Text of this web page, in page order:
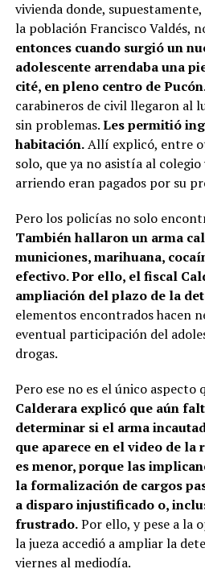
vivienda donde,
la población Francisco Valdés,
entonces cuando surgió un
adolescente arrendaba una
cité, en pleno centro de
carabineros de civil llegaron al
sin problemas.Les permitió
habitación.Allí explicó, entre
solo, que ya no asistía al
arriendo eran pagados por su
Pero los policías no solo
También hallaron un arma
municiones, marihuana,
efectivo. Por ello, el fiscal
ampliación del plazo de la
elementos encontrados hacen
eventual participación del
drogas.
Pero ese no es el único aspecto
Calderara explicó que aún
determinar si el arma
que aparece en el video de la
es menor, porque las
la formalización de cargos
a disparo injustificado o,
frustrado.Por ello, y pese a la
la jueza accedió a ampliar la
viernes al mediodía.